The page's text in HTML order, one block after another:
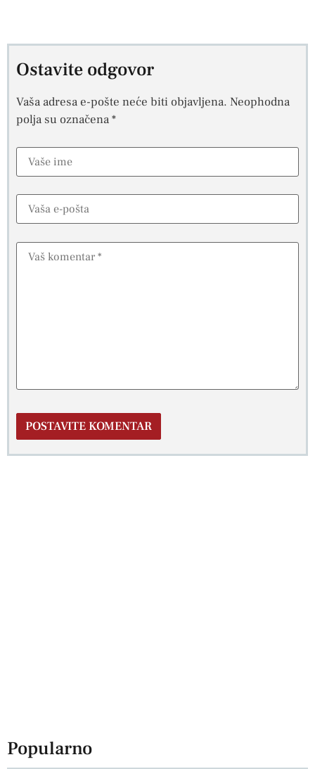
Ostavite odgovor
Vaša adresa e-pošte neće biti objavljena. Neophodna
polja su označena*
Popularno